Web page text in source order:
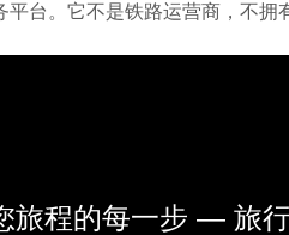
台。它不是铁路运营商，不
旅程的每一步 — 旅